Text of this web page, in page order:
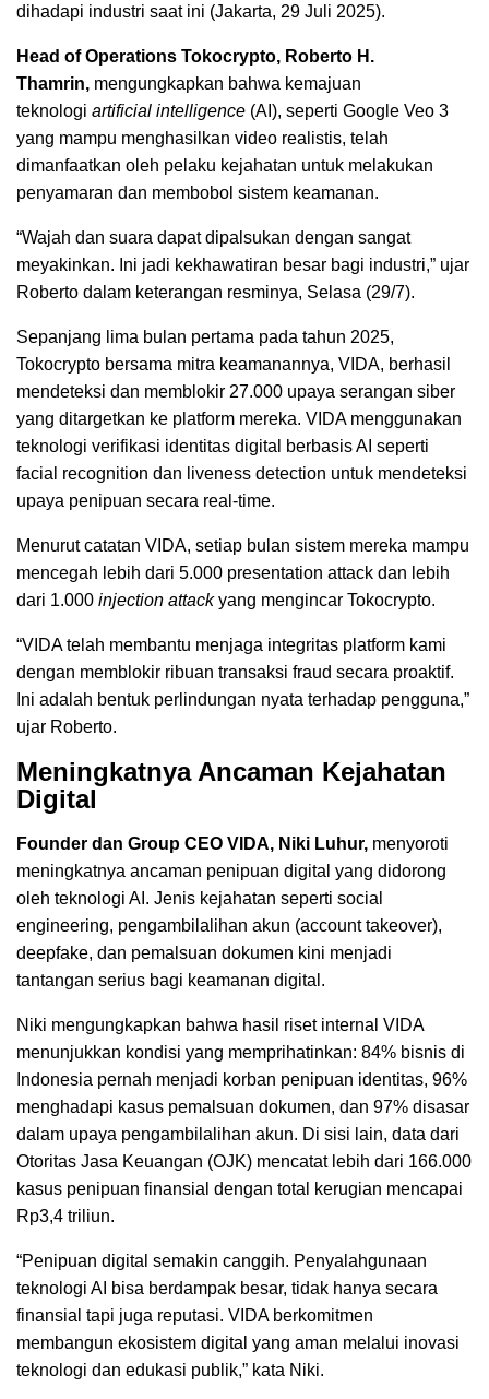
dihadapi industri saat ini (Jakarta, 29 Juli 2025).
Head of Operations Tokocrypto, Roberto H.
Thamrin, mengungkapkan bahwa kemajuan
teknologi artificial intelligence (AI), seperti Google Veo 3
yang mampu menghasilkan video realistis, telah
dimanfaatkan oleh pelaku kejahatan untuk melakukan
penyamaran dan membobol sistem keamanan.
“Wajah dan suara dapat dipalsukan dengan sangat
meyakinkan. Ini jadi kekhawatiran besar bagi industri,” ujar
Roberto dalam keterangan resminya, Selasa (29/7).
Sepanjang lima bulan pertama pada tahun 2025,
Tokocrypto bersama mitra keamanannya, VIDA, berhasil
mendeteksi dan memblokir 27.000 upaya serangan siber
yang ditargetkan ke platform mereka. VIDA menggunakan
teknologi verifikasi identitas digital berbasis AI seperti
facial recognition dan liveness detection untuk mendeteksi
upaya penipuan secara real-time.
Menurut catatan VIDA, setiap bulan sistem mereka mampu
mencegah lebih dari 5.000 presentation attack dan lebih
dari 1.000 injection attackyang mengincar Tokocrypto.
“VIDA telah membantu menjaga integritas platform kami
dengan memblokir ribuan transaksi fraud secara proaktif.
Ini adalah bentuk perlindungan nyata terhadap pengguna,”
ujar Roberto.
Meningkatnya Ancaman Kejahatan
Digital
Founder dan Group CEO VIDA, Niki Luhur, menyoroti
meningkatnya ancaman penipuan digital yang didorong
oleh teknologi AI. Jenis kejahatan seperti social
engineering, pengambilalihan akun (account takeover),
deepfake, dan pemalsuan dokumen kini menjadi
tantangan serius bagi keamanan digital.
Niki mengungkapkan bahwa hasil riset internal VIDA
menunjukkan kondisi yang memprihatinkan: 84% bisnis di
Indonesia pernah menjadi korban penipuan identitas, 96%
menghadapi kasus pemalsuan dokumen, dan 97% disasar
dalam upaya pengambilalihan akun. Di sisi lain, data dari
Otoritas Jasa Keuangan (OJK) mencatat lebih dari 166.000
kasus penipuan finansial dengan total kerugian mencapai
Rp3,4 triliun.
“Penipuan digital semakin canggih. Penyalahgunaan
teknologi AI bisa berdampak besar, tidak hanya secara
finansial tapi juga reputasi. VIDA berkomitmen
membangun ekosistem digital yang aman melalui inovasi
teknologi dan edukasi publik,” kata Niki.